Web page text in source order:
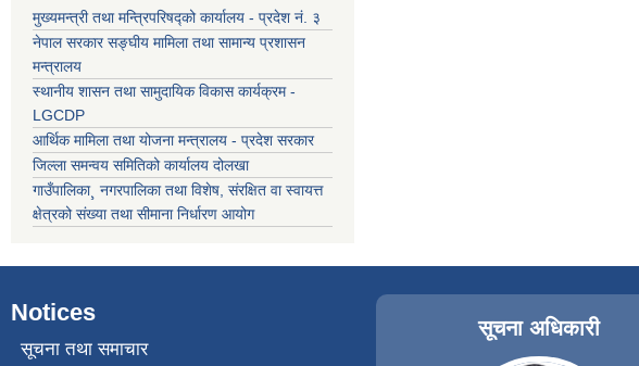
मुख्यमन्त्री तथा मन्त्रिपरिषद्को कार्यालय - प्रदेश नं. ३
नेपाल सरकार सङ्घीय मामिला तथा सामान्य प्रशासन
मन्त्रालय
स्थानीय शासन तथा सामुदायिक विकास कार्यक्रम -
LGCDP
आर्थिक मामिला तथा योजना मन्त्रालय - प्रदेश सरकार
जिल्ला समन्वय समितिको कार्यालय दोलखा
गाउँपालिका¸ नगरपालिका तथा विशेष, संरक्षित वा स्वायत्त
क्षेत्रको संख्या तथा सीमाना निर्धारण आयोग
Notices
सूचना तथा समाचार
सूचना अधिकारी